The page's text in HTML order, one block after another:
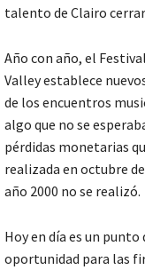
talento de Clairo
Año con año, el
Valley establece
de los encuentros
algo que no se
pérdidas monetarias
realizada en octubre
año 2000 no se realizó.
Hoy en día es un
oportunidad para las